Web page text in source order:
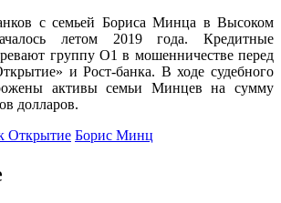
с семьей Бориса Минца в Высоком
летом 2019 года. Кредитные
группу O1 в мошенничестве перед
и Рост-банка. В ходе судебного
активы семьи Минцев на сумму
долларов.
Открытие Борис Минц